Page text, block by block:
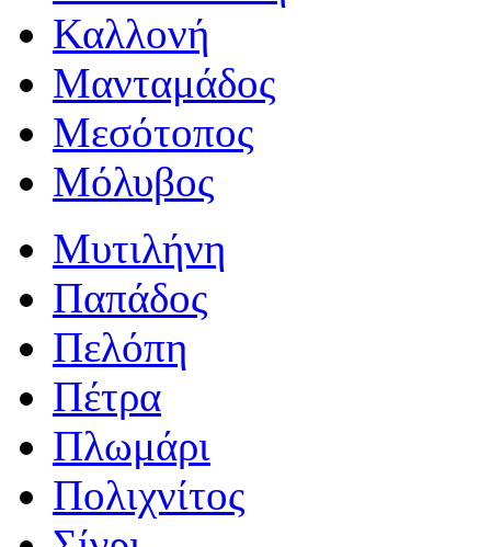
Καλλονή
Μανταμάδος
Μεσότοπος
Μόλυβος
Μυτιλήνη
Παπάδος
Πελόπη
Πέτρα
Πλωμάρι
Πολιχνίτος